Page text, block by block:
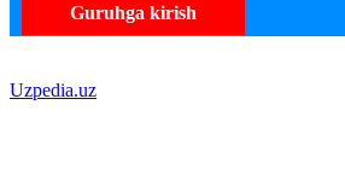
Guruhga kirish
Uzpedia.uz